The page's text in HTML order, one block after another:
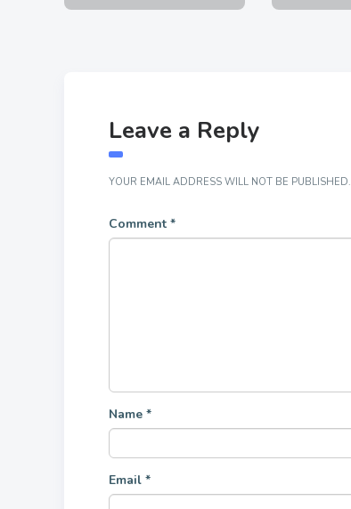
Leave a Reply
YOUR EMAIL ADDRESS WILL NOT BE PUBLISHED.
Comment *
Name *
Email *